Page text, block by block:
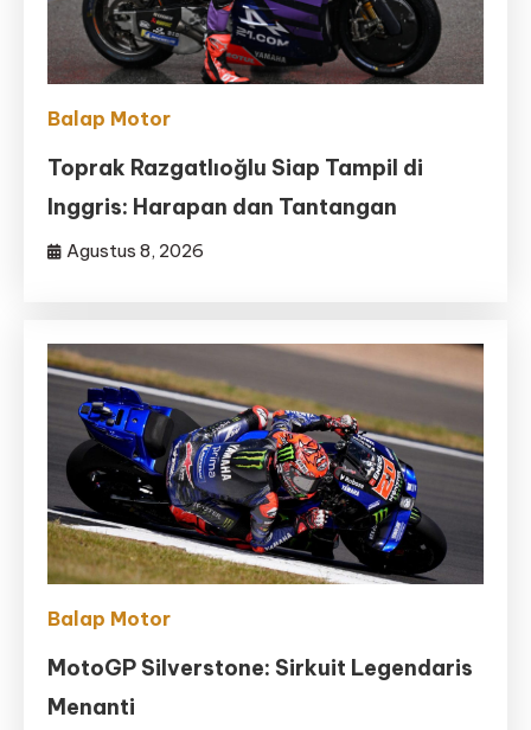
Balap Motor
Toprak Razgatlıoğlu Siap Tampil di
Inggris: Harapan dan Tantangan
Agustus 8, 2026
Balap Motor
MotoGP Silverstone: Sirkuit Legendaris
Menanti